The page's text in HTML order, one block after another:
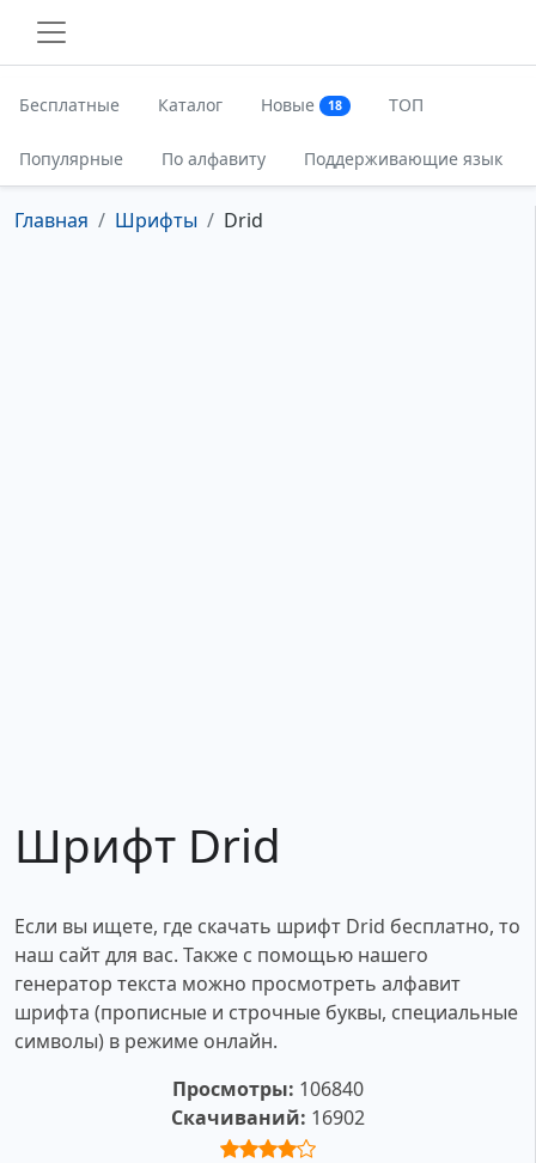
Бесплатные Каталог Новые 18 ТОП
Популярные По алфавиту Поддерживающие язык
Главная Шрифты Drid
Шрифт Drid
Если вы ищете, где скачать шрифт Drid бесплатно, то
наш сайт для вас. Также с помощью нашего
генератор текста можно просмотреть алфавит
шрифта (прописные и строчные буквы, специальные
символы) в режиме онлайн.
Просмотры: 106840
Скачиваний: 16902